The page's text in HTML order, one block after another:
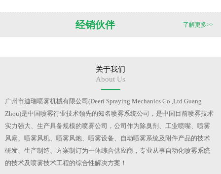
了解更多>>
经销伙伴
关于我们
About Us
广州市迪瑞喷雾机械有限公司(Deeri Spraying Mechanics Co.,Ltd.Guang
Zhou)是中国喷雾行业技术领先的知名喷雾系统公司，是中国目前喷雾技术
实力强大、生产具备规模的喷雾公司，公司作为除臭剂、工业喷嘴、喷雾
风扇、喷雾风机、喷雾风炮、喷雾设备、自动喷雾系统及附件产品的技术
研发、生产制造、方案制订为一体综合供应商，专业从事自动化喷雾系统
的技术及喷雾技术工程的综合性解决方案！